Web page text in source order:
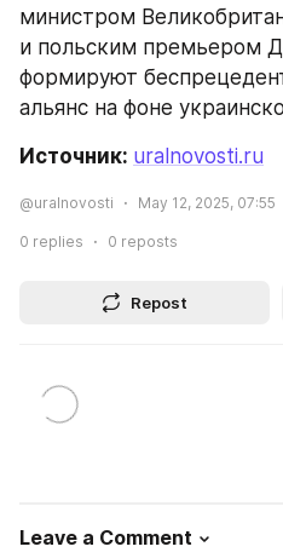
министром
и польским премьером
формируют
альянс на фоне
Источник: uralnovosti.ru
@uralnovosti May 12, 2025, 07:55
0 replies 0 reposts
Repost
Leave a Comment